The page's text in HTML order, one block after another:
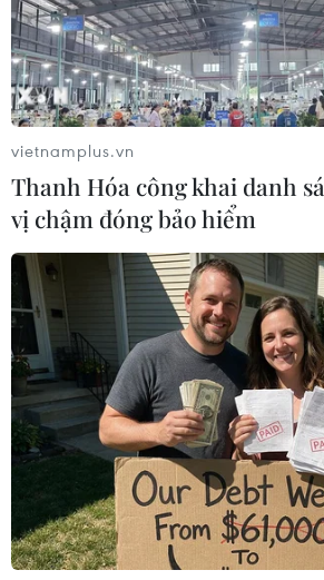
vietnamplus.vn
Thanh Hóa công khai danh
vị chậm đóng bảo hiểm